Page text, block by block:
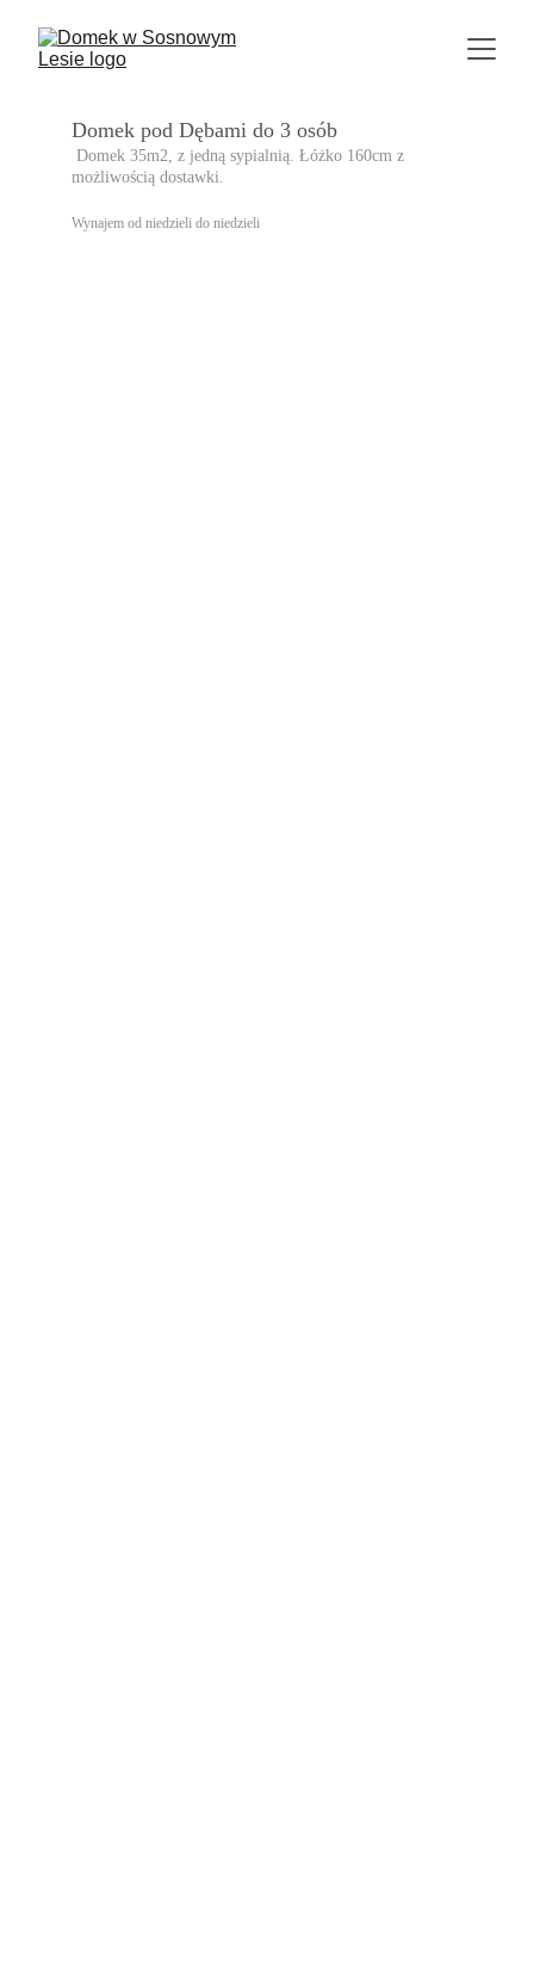
Domek pod Dębami do 3 osób
Domek 35m2, z jedną sypialnią. Łóżko 160cm z
możliwością dostawki.
Wynajem od niedzieli do niedzieli